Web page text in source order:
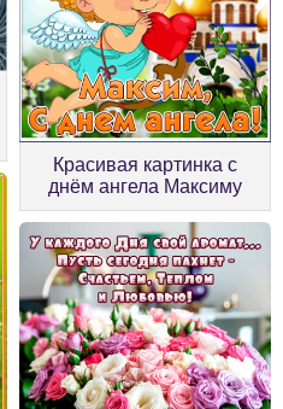
Красивая картинка с
днём ангела Максиму